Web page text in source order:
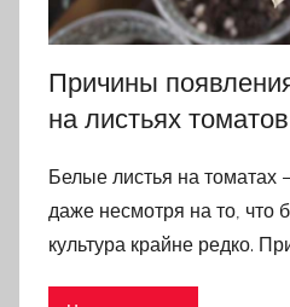
Причины
на листьях томатов
Белые листья на томатах
даже несмотря на то, что
культура крайне редко.